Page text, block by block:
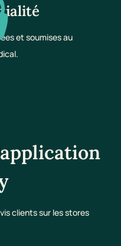
et soumises au
clients sur les stores